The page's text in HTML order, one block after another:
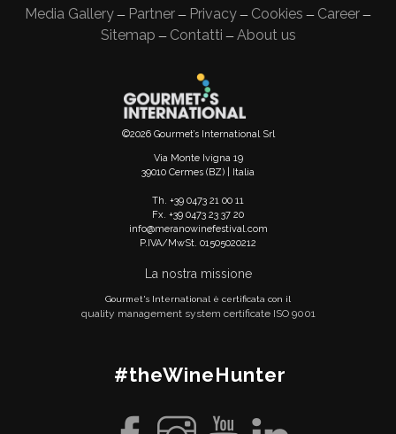
Media Gallery — Partner — Privacy — Cookies — Career —
Sitemap — Contatti — About us
©2026 Gourmet’s International Srl
Via Monte Ivigna 19
39010 Cermes (BZ) | Italia
Th. +39 0473 21 00 11
Fx. +39 0473 23 37 20
info@meranowinefestival.com
P.IVA/MwSt. 01505020212
La nostra missione
Gourmet's International è certificata con il
quality management system certificate ISO 9001
#theWineHunter